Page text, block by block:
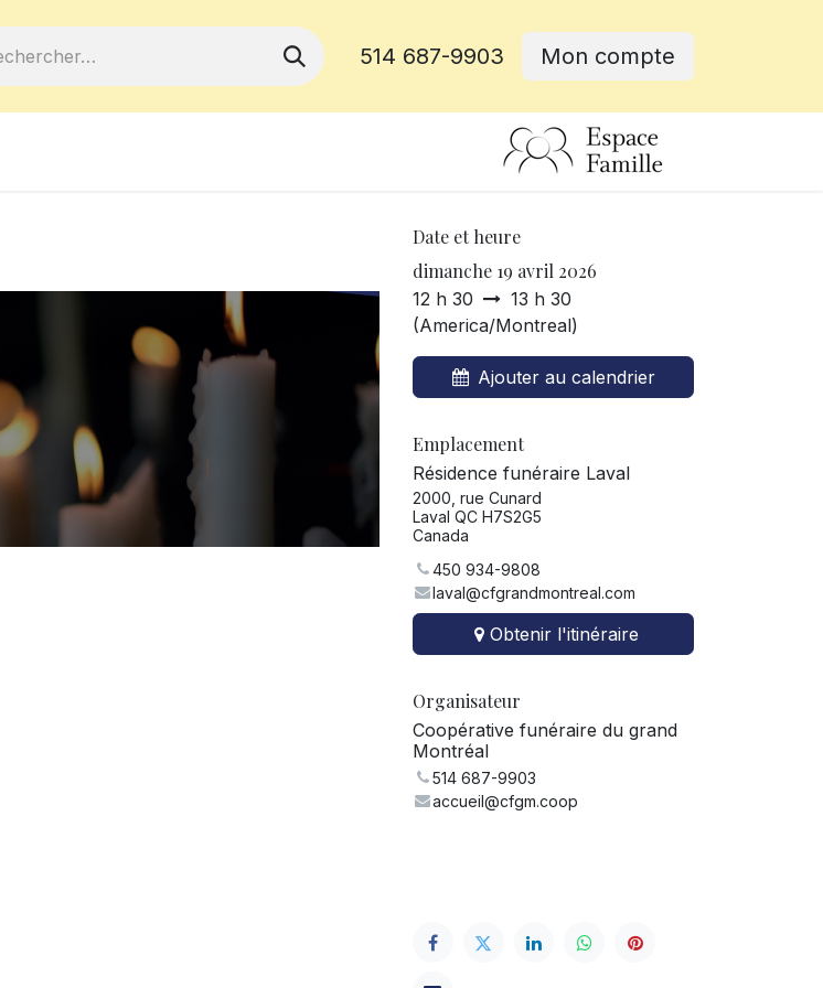
514 687-9903 Mon compte
Date et heure
dimanche 19 avril 2026
12 h 30
13 h 30
(America/Montreal)
Ajouter au calendrier
Emplacement
Résidence funéraire Laval
2000, rue Cunard
Laval QC H7S2G5
Canada
450 934-9808
laval@cfgrandmontreal.com
Obtenir l'itinéraire
Organisateur
Coopérative funéraire du grand
Montréal
514 687-9903
accueil@cfgm.coop